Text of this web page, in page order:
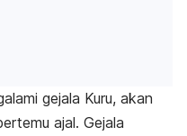
gejala Kuru, akan
ajal. Gejala